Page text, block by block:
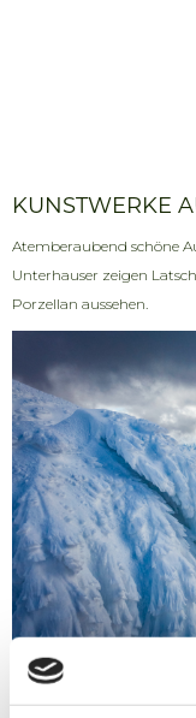
KUNSTWERKE
Atemberaubend schöne
Unterhauser zeigen
Porzellan aussehen.
TROTZT WIND